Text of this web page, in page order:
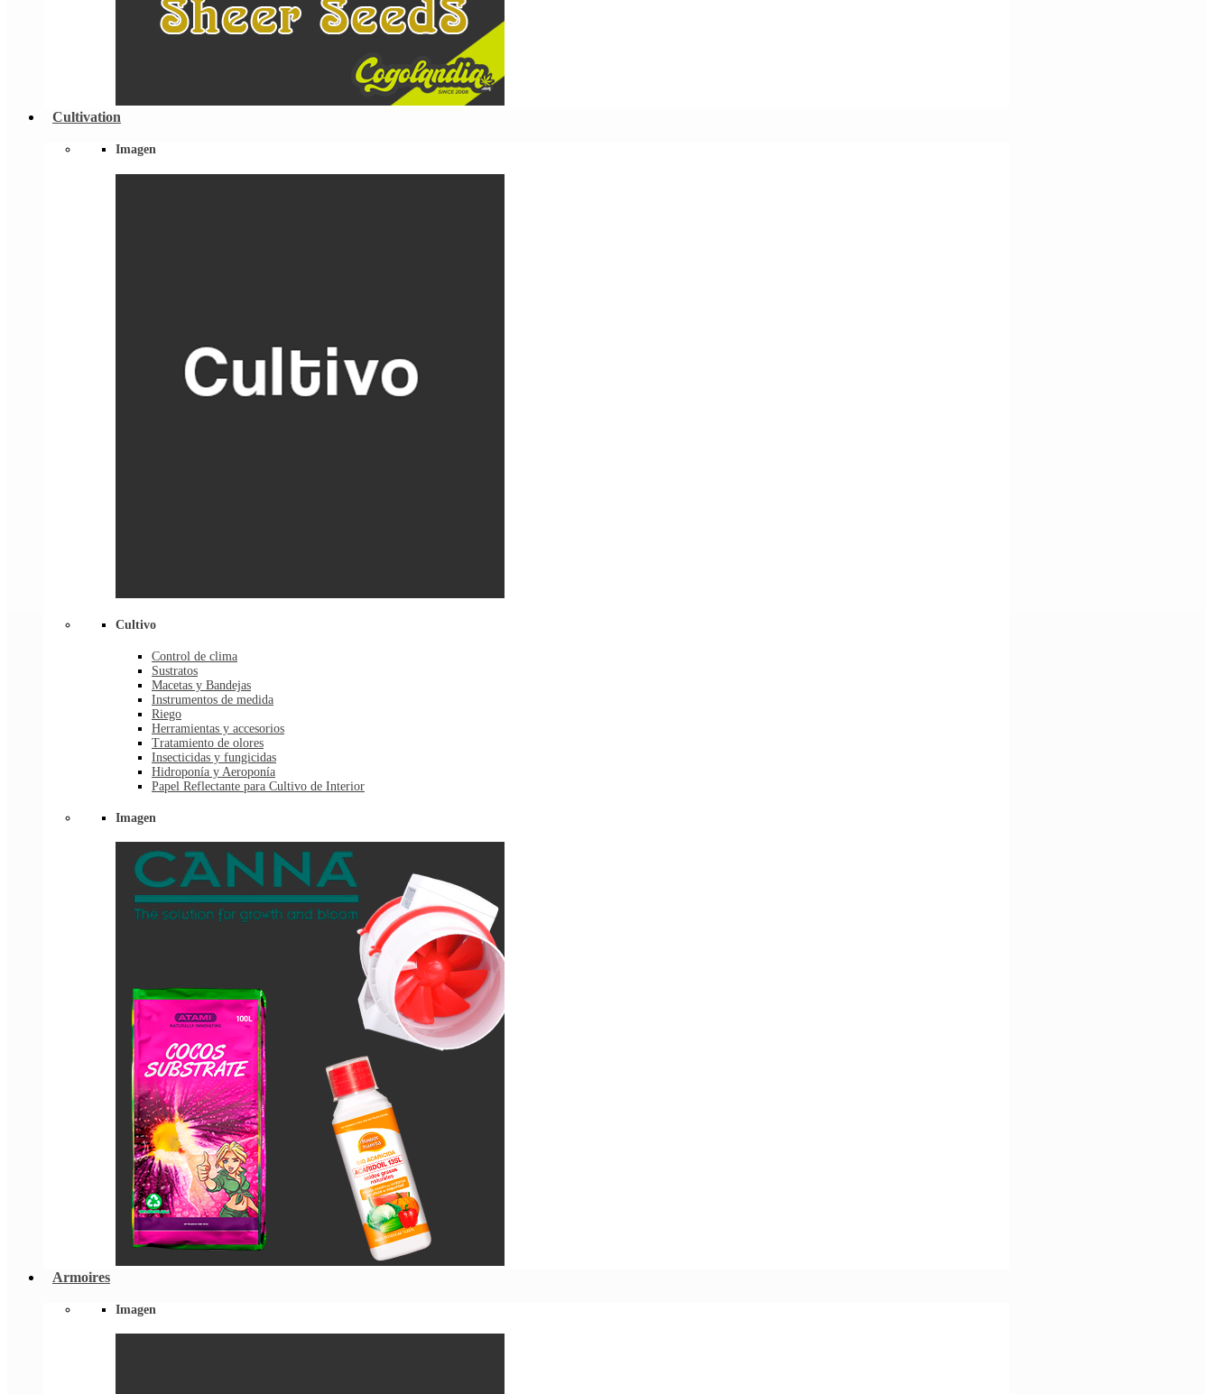
Cultivation
Imagen
Cultivo
Control de clima
Sustratos
Macetas y Bandejas
Instrumentos de medida
Riego
Herramientas y accesorios
Tratamiento de olores
Insecticidas y fungicidas
Hidroponía y Aeroponía
Papel Reflectante para Cultivo de Interior
Imagen
Armoires
Imagen